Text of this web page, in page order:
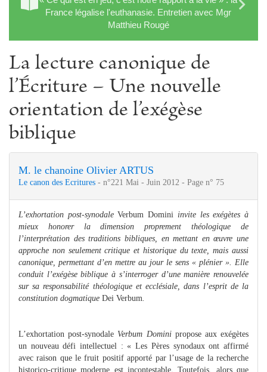
France légalise l'euthanasie. Entretien avec Mgr
Matthieu Rougé
La lecture canonique de
l’Écriture – Une nouvelle
orientation de l’exégèse
biblique
M. le chanoine Olivier ARTUS
Le canon des Ecritures - n°221 Mai - Juin 2012 - Page n° 75
L’exhortation post-synodaleVerbum Domini invite les exégètes à
mieux honorer la dimension proprement théologique de
l’interprétation des traditions bibliques, en mettant en œuvre une
approche non seulement critique et historique du texte, mais aussi
canonique, permettant d’en mettre au jour le sens « plénier ». Elle
conduit l’exégèse biblique à s’interroger d’une manière renouvelée
sur sa responsabilité théologique et ecclésiale, dans l’esprit de la
constitution dogmatique Dei Verbum
L’exhortation post-synodale Verbum Domini propose aux exégètes
un nouveau défi intellectuel : « Les Pères synodaux ont affirmé
avec raison que le fruit positif apporté par l’usage de la recherche
historico-critique moderne est incontestable. Toutefois, alors que